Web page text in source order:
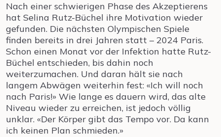
Nach einer schwierigen Phase des Akzeptierens
hat Selina Rutz-Büchel ihre Motivation wieder
gefunden. Die nächsten Olympischen Spiele
finden bereits in drei Jahren statt – 2024 Paris.
Schon einen Monat vor der Infektion hatte Rutz-
Büchel entschieden, bis dahin noch
weiterzumachen. Und daran hält sie nach
langem Abwägen weiterhin fest: «Ich will noch
nach Paris!» Wie lange es dauern wird, das alte
Niveau wieder zu erreichen, ist jedoch völlig
unklar. «Der Körper gibt das Tempo vor. Da kann
ich keinen Plan schmieden.»